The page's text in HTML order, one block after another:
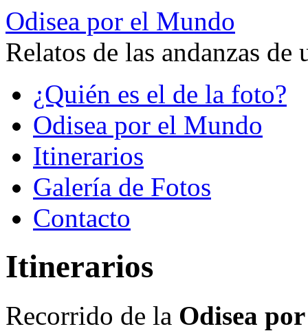
Odisea por el Mundo
Relatos de las andanzas
contenido¿Quién es el de la foto?
Odisea por el Mundo
Itinerarios
Galería de Fotos
Contacto
Itinerarios
Recorrido de la Odisea